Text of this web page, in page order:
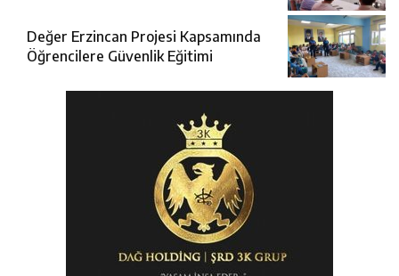
Değer Erzincan Projesi Kapsamında
Öğrencilere Güvenlik Eğitimi